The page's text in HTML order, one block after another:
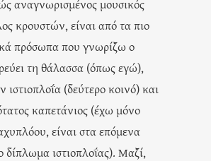
αναγνωρισμένος μουσικός
κρουστών, είναι από τα πιο
πρόσωπα που γνωρίζω ο
τη θάλασσα (όπως εγώ),
ιστιοπλοΐα (δεύτερο κοινό) και
καπετάνιος (έχω μόνο
είναι στα επόμενα
δίπλωμα ιστιοπλοΐας). Μαζί,